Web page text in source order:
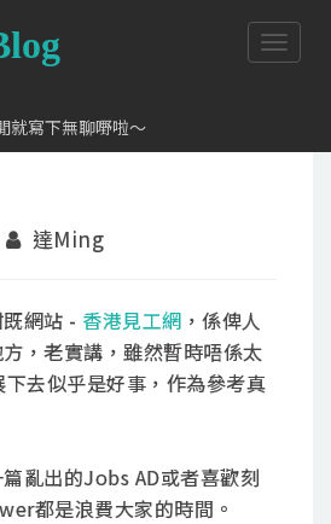
就寫下無聊嘢啦～
T
o
達Ming
網站 - 香港見工網 ，係俾人
，老實講，雖然暫時唔係太
去似乎是好事，作為參考真
亂出的Jobs AD或者喜歡刻
都是浪費大家的時間。